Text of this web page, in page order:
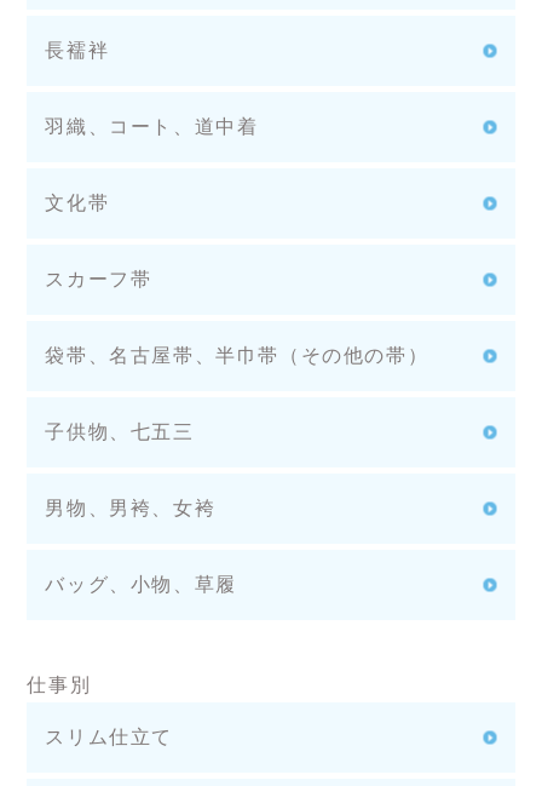
長襦袢
羽織、コート、道中着
文化帯
スカーフ帯
袋帯、名古屋帯、半巾帯（その他の帯）
子供物、七五三
男物、男袴、女袴
バッグ、小物、草履
仕事別
スリム仕立て